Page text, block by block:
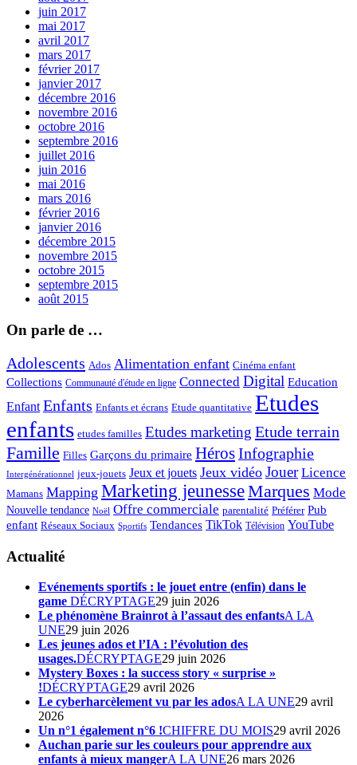
juin 2017
mai 2017
avril 2017
mars 2017
février 2017
janvier 2017
décembre 2016
novembre 2016
octobre 2016
septembre 2016
juillet 2016
juin 2016
mai 2016
mars 2016
février 2016
janvier 2016
décembre 2015
novembre 2015
octobre 2015
septembre 2015
août 2015
On parle de …
Adolescents Ados Alimentation enfant Cinéma enfant
Collections Communauté d'étude en ligne Connected Digital Education
Enfant Enfants Enfants et écrans Etude quantitative Etudes
enfants etudes familles Etudes marketing Etude terrain
Famille Filles Garçons du primaire HérosInfographie
Intergénérationnel jeux-jouets Jeux et jouets Jeux vidéo Jouer Licence
Mamans Mapping Marketing jeunesseMarques Mode
Nouvelle tendance Noël Offre commerciale parentalité Préférer Pub
enfant Réseaux Sociaux Sportifs Tendances TikTok Télévision YouTube
Actualité
Evénements sportifs : le jouet entre (enfin) dans le
game DÉCRYPTAGE29 juin 2026
Le phénomène Brainrot à l’assaut des enfantsA LA
UNE29 juin 2026
Les jeunes ados et l’IA : l’évolution des
usages.DÉCRYPTAGE29 juin 2026
Mystery Boxes : la success story « surprise »
!DÉCRYPTAGE29 avril 2026
Le cyberharcèlement vu par les adosA LA UNE29 avril
2026
Un n°1 également n°6 !CHIFFRE DU MOIS29 avril 2026
Auchan parie sur les couleurs pour apprendre aux
enfants à mieux mangerA LA UNE26 mars 2026